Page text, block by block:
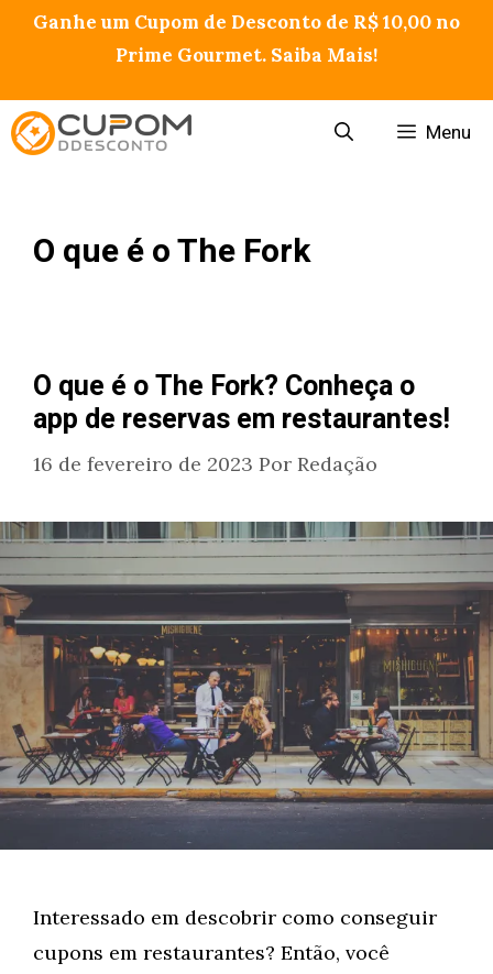
Pular
conteúdo
Ganhe um Cupom de Desconto de R$ 10,00 no
Prime Gourmet. Saiba Mais!
Menu
O que é o The Fork
O que é o The Fork? Conheça o
app de reservas em restaurantes!
16 de fevereiro de 2023 Por Redação
Interessado em descobrir como conseguir
cupons em restaurantes? Então, você